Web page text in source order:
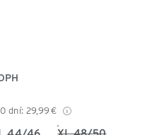
dní: 29,99€